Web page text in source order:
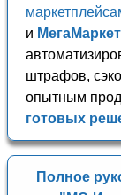
и МегаМаркет
штрафов,
опытным
готовых
Полное